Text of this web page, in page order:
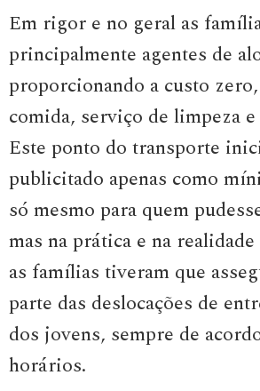
Em rigor e no geral as
principalmente agentes de
proporcionando a custo
comida, serviço de limpeza
Este ponto do transporte
publicitado apenas como
só mesmo para quem
mas na prática e na
as famílias tiveram que
parte das deslocações de
dos jovens, sempre de
horários.